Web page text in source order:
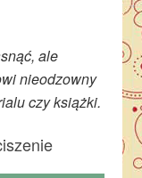
ale
nieodzowny
czy książki.